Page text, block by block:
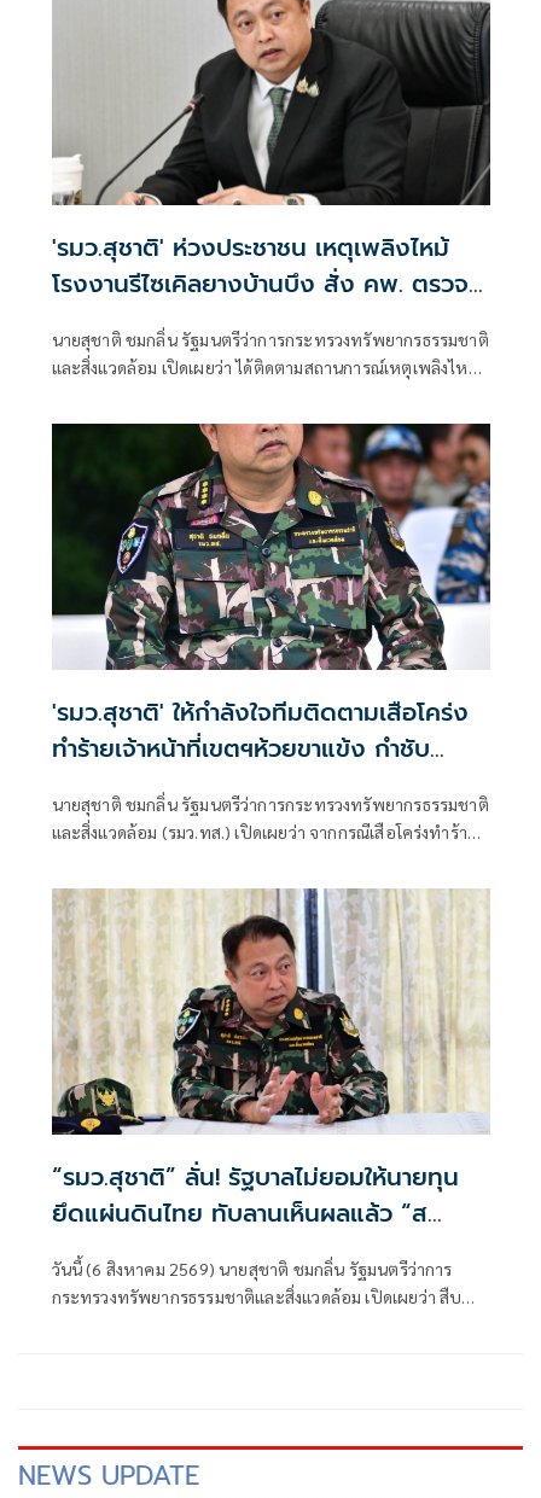
จังหวัดเชียงใหม่ เพื่อสนับสนุนการศึกษาและเพิ่มโอกาสให้กับ
เด็กและเยาวชนในพื้นที่ โดยสนับสนุนคอมพิวเตอร์ จำนวน 22
เครื่อง สำหรับใช้ในการเรียนการสอนและส่งเสริมทักษะด้าน
เทคโนโลยีสารสนเทศ
'รมว.สุชาติ' ห่วงประชาชน เหตุเพลิงไหม้
โรงงานรีไซเคิลยางบ้านบึง สั่ง คพ. ตรวจ
คุณภาพอากาศเข้ม-แจ้งเตือนประชาชนใกล้
ชิด
นายสุชาติ ชมกลิ่น รัฐมนตรีว่าการกระทรวงทรัพยากรธรรมชาติ
และสิ่งแวดล้อม เปิดเผยว่า ได้ติดตามสถานการณ์เหตุเพลิงไหม้
จำกัด ตำบลคลองกิ่ว อำเภอบ้านบึง จังหวัดชลบุรี อย่างใกล้ชิด
ด้วยความห่วงใยผลกระทบด้านมลพิษและสุขภาพของ
ประชาชน พร้อมสั่งการให้กรมควบคุมมลพิษ (คพ.) บูรณาการ
หน่วยงานที่เกี่ยวข้อง เร่งสนับสนุนการระงับเหตุ ตรวจสอบ
คุณภาพอากาศและสิ่งแวดล้อม รวมถึงแจ้งเตือนประชาชนอย่าง
ต่อเนื่องจนกว่าสถานการณ์จะคลี่คลาย
'รมว.สุชาติ' ให้กำลังใจทีมติดตามเสือโคร่ง
ทำร้ายเจ้าหน้าที่เขตฯห้วยขาแข้ง กำชับ
ระมัดระวังความปลอดภัยขั้นสูงสุด หลัง
กรมอุทยานฯ แถลงความคืบหน้ากรณีเจ้า
นายสุชาติ ชมกลิ่น รัฐมนตรีว่าการกระทรวงทรัพยากรธรรมชาติ
และสิ่งแวดล้อม (รมว.ทส.) เปิดเผยว่า จากกรณีเสือโคร่งทำร้าย
ตนได้ติดตามสถานการณ์ดังกล่าวอย่างใกล้ชิด พร้อมแสดงความ
ห่วงใยต่อเจ้าหน้าที่ผู้ปฏิบัติงานในพื้นที่ และได้กำชับให้หน่วย
งานยกระดับมาตรการความปลอดภัยขั้นสูงสุดในการปฏิบัติ
ภารกิจเพื่อความปลอดภัยของผู้ปฏิบัติงาน
“รมว.สุชาติ” ลั่น! รัฐบาลไม่ยอมให้นายทุน
ยึดแผ่นดินไทย ทับลานเห็นผลแล้ว “ส
ตาร์เวลล์ การ์เด้นโฮม” รื้อเองคืบ 40%
เตือนผู้ฝ่าฝืนเจอมาตรการทางกฎหมาย
วันนี้ (6 สิงหาคม 2569) นายสุชาติ ชมกลิ่น รัฐมนตรีว่าการ
กระทรวงทรัพยากรธรรมชาติและสิ่งแวดล้อม เปิดเผยว่า สืบ
NEWS UPDATE